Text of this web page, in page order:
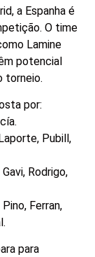
a Espanha é
O time
Lamine
potencial
torneio.
por:
Pubill,
Rodrigo,
Ferran,
para